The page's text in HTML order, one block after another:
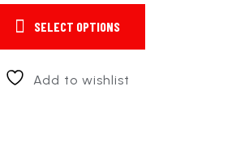
SELECT OPTIONS
Add to wishlist